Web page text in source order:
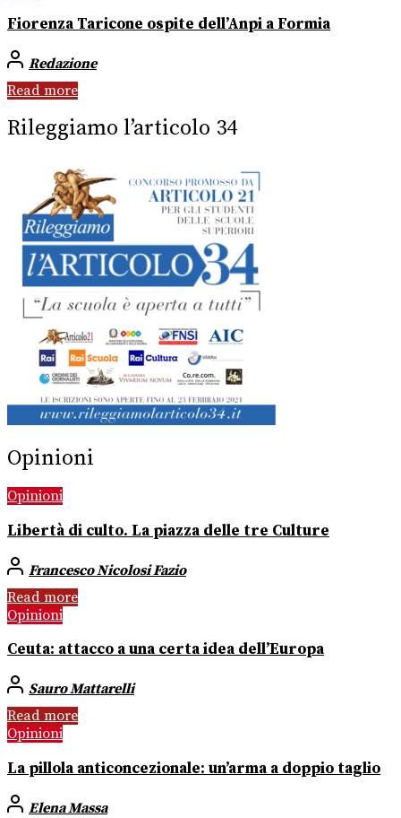
Fiorenza Taricone ospite dell’Anpi a Formia
Redazione
Read more
Rileggiamo l’articolo 34
Opinioni
Opinioni
Libertà di culto. La piazza delle tre Culture
Francesco Nicolosi Fazio
Read more
Opinioni
Ceuta: attacco a una certa idea dell’Europa
Sauro Mattarelli
Read more
Opinioni
La pillola anticoncezionale: un’arma a doppio taglio
Elena Massa